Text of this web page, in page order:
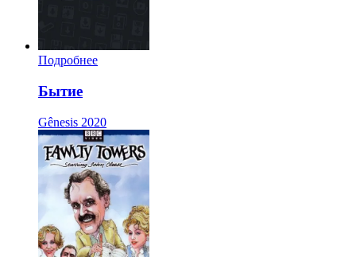
Подробнее
Бытие
Gênesis 2020